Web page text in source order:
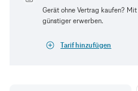
Gerät ohne Vertrag kaufen?
günstiger erwerben.
Tarif hinzufügen